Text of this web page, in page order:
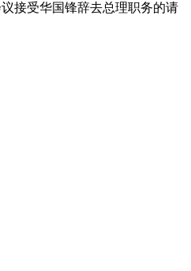
接受华国锋辞去总理职务的请